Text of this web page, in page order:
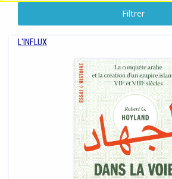
Filtrer
L'INFLUX